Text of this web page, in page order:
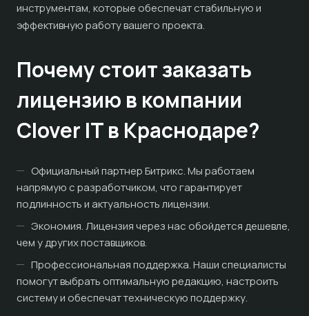
инструментам, которые обеспечат стабильную и
эффективную работу вашего проекта.
Почему стоит заказать
лицензию в компании
Clover IT в Краснодаре?
Официальный партнер Битрикс. Мы работаем
напрямую с разработчиком, что гарантирует
подлинность и актуальность лицензии.
Экономия. Лицензия через нас обойдется дешевле,
чем у других поставщиков.
Профессиональная поддержка. Наши специалисты
помогут выбрать оптимальную редакцию, настроить
систему и обеспечат техническую поддержку.